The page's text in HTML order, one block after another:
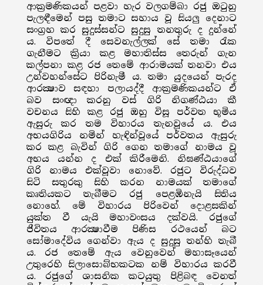
ආක්‍රමණිකයන් පළවා හැර වලගම්බා රජු ඔටුනු
පැලඳීමෙන් පසු තමාට සහාය වූ සියලු දෙනාට
සංග්‍රහ කර සුදුස්සන්ට සුදුසු තනතුරු ද දුන්නේ
ය. විපතේ දී සෙවනැල්ලක් සේ තමා රැක
ගැනීමට ක්‍රියා කළ මහාතිස්ස තෙරුන් ගැන
කල්පනා කළ රජ තෙමේ ආරාමයක් තනවා එය
උන්වහන්සේට පිරිනැමී ය. තමා යුදයෙන් පැරද
ආරක්‍ෂාව සඳහා පලායද්දී ආක්‍රමණිකයන්ට ඒ
බව සංඥා කරනු වස් ගිරි නිගණ්ඨයා කී
වචනය සිහි කළ රජු ඔහු විසූ පර්වත භූමිය
ඇසුරු කර තම විහාරය තැනවූයේ ය. එය
අභයගිරිය නමින් හැඳින්වූයේ පර්වතය ඇසුරු
කර කළ බැවින් ගිරි ගෙන තමාගේ නාමය වූ
අභය යන්න ද එක් කිරීමෙනි. නිඝණ්ඨයාගේ
ගිරි නාමය එක්වූවා නොවේ. රජුට විරුද්ධව
සිටි සතුරකු සිහි කරන නාමයක් තමාගේ
කෘතියකට තැබීමට රජු පෙළඹිනැයි සිතිය
නොහේ. මේ විහාරය පිරිවෙන් දොළසකින්
යුක්ත වී යැයි මහාවංසය දක්වයි. රජුගේ
ජීවිතය ආරක්‍ෂාවීම පිණිස රථයෙන් බට
සෝමාදේවිය ගෙන්වා ඇය ද සුදුසු තන්හි තැබී
ය. රජ තෙමේ ඇය වෙනුවෙන් මහාසෑයෙන්
උතුරෙහි සිලාසොබ්භකටක නම් විහාරය කරවී
ය. රජුගේ ශාසනික කටයුතු පිළිබඳ වෙනත්